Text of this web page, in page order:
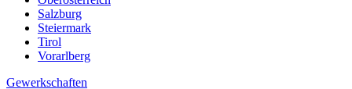
Salzburg
Steiermark
Tirol
Vorarlberg
Gewerkschaften